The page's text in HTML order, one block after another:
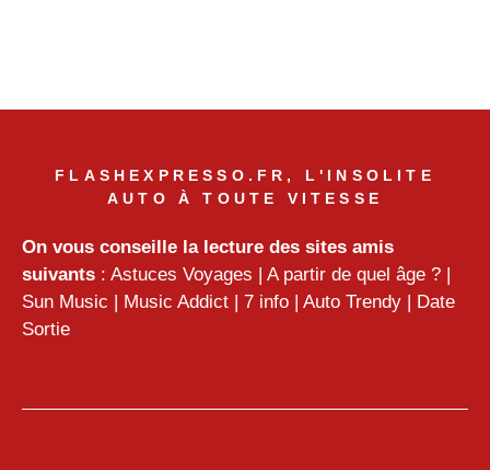
FLASHEXPRESSO.FR, L'INSOLITE
AUTO À TOUTE VITESSE
On vous conseille la lecture des sites amis
suivants : Astuces Voyages A partir de quel âge ?
Sun Music
Music Addict 7 info Auto Trendy
Date
Sortie